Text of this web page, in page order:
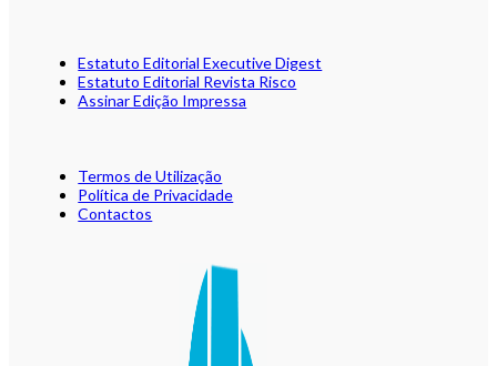
Estatuto Editorial Executive Digest
Estatuto Editorial Revista Risco
Assinar Edição Impressa
Termos de Utilização
Política de Privacidade
Contactos